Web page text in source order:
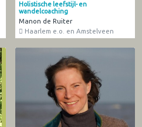
Holistische leefstijl- en
wandelcoaching
Manon de Ruiter
Haarlem e.o. en Amstelveen